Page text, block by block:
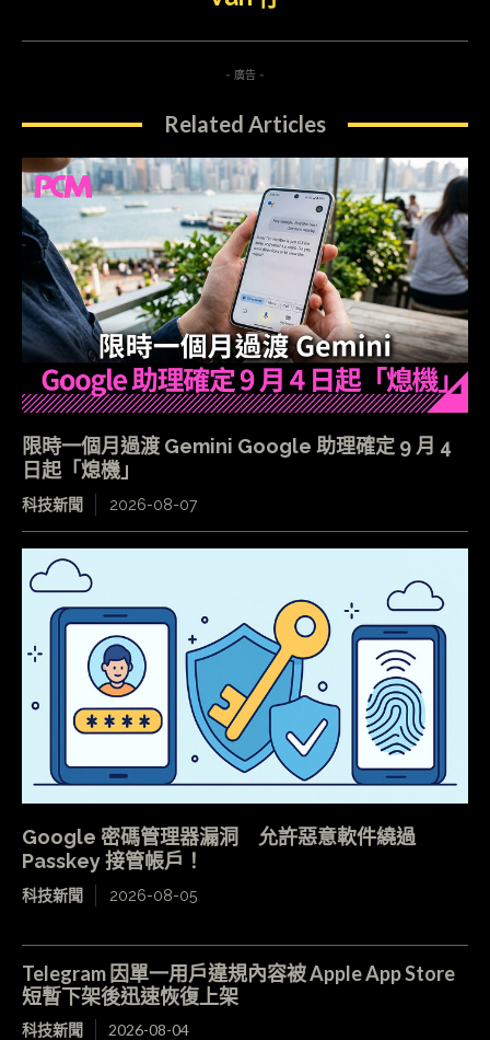
- 廣告 -
Related Articles
限時一個月過渡 Gemini Google 助理確定 9 月 4
日起「熄機」
科技新聞 2026-08-07
Google 密碼管理器漏洞 允許惡意軟件繞過
Passkey 接管帳戶！
科技新聞 2026-08-05
Telegram 因單一用戶違規內容被 Apple App Store
短暫下架後迅速恢復上架
科技新聞 2026-08-04